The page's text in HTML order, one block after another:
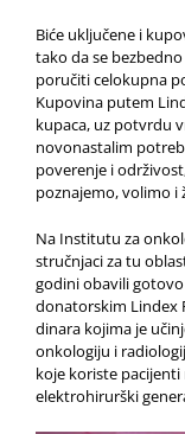
Biće uključene i
tako da se
poručiti celokupna
Kupovina putem
kupaca, uz potvrdu
novonastalim
poverenje i
poznajemo, volimo i
Na Institutu za
stručnjaci za tu
godini obavili gotovo
donatorskim Lindex
dinara kojima je
onkologiju i
koje koriste
elektrohirurški